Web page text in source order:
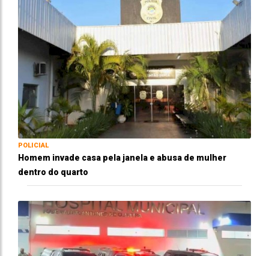
POLICIAL
Homem invade casa pela janela e abusa de mulher
dentro do quarto